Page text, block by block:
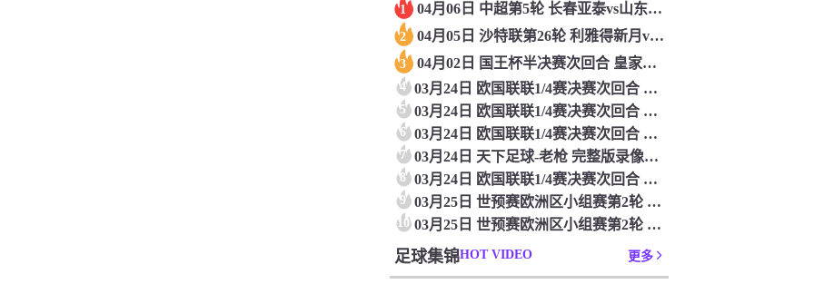
1 04月06日 中超第5轮 长春亚泰vs山东泰山 全场录像
2 04月05日 沙特联第26轮 利雅得新月vs利雅得胜利 全场录像
3 04月02日 国王杯半决赛次回合 皇家马德里vs皇家社会 全场录像
4 03月24日 欧国联联1/4赛决赛次回合 德国vs意大利 全场录像回放
5 03月24日 欧国联联1/4赛决赛次回合 法国vs克罗地亚 全场录像回放
6 03月24日 欧国联联1/4赛决赛次回合 葡萄牙vs丹麦 全场录像回放
7 03月24日 天下足球-老枪 完整版录像回放
8 03月24日 欧国联联1/4赛决赛次回合 西班牙vs荷兰 全场录像回放
9 03月25日 世预赛欧洲区小组赛第2轮 立陶宛vs芬兰 全场录像回放
10 03月25日 世预赛欧洲区小组赛第2轮 波兰vs马耳他 全场录像回放
足球集锦HOT VIDEO 更多